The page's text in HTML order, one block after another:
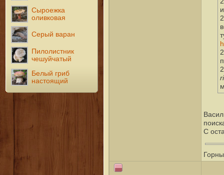
Сыроежка
оливковая
Серый варан
Пилолистник
чешуйчатый
Белый гриб
настоящий
С